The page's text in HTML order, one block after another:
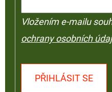
Vložením e-mailu
ochrany osobních
PŘIHLÁSIT SE